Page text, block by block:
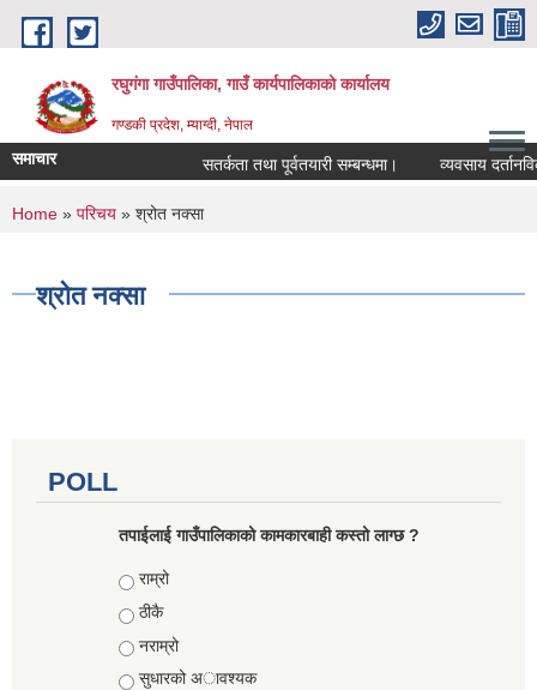
Skip to main content
रघुगंगा गाउँपालिका, गाउँ कार्यपालिकाको कार्यालय
गण्डकी प्रदेश, म्याग्दी, नेपाल
समाचार सतर्कता तथा पूर्वतयारी सम्बन्धमा। व्यवसाय
You are here
Home » परिचय » श्रोत नक्सा
श्रोत नक्सा
POLL
तपाईलाई गाउँपालिकाको कामकारबाही कस्तो लाग्छ ?
Choices
राम्रो
ठीकै
नराम्रो
सुधारको अावश्यक